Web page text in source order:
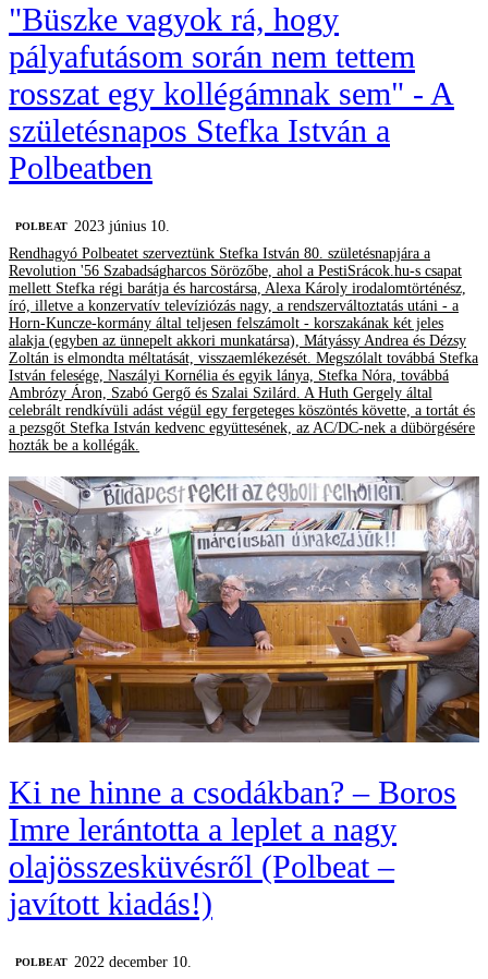
"Büszke vagyok rá, hogy
pályafutásom során nem tettem
rosszat egy kollégámnak sem" - A
születésnapos Stefka István a
Polbeatben
‎POLBEAT 2023 június 10.
Rendhagyó Polbeatet szerveztünk Stefka István 80. születésnapjára a
Revolution '56 Szabadságharcos Sörözőbe, ahol a PestiSrácok.hu-s csapat
mellett Stefka régi barátja és harcostársa, Alexa Károly irodalomtörténész,
író, illetve a konzervatív televíziózás nagy, a rendszerváltoztatás utáni - a
Horn-Kuncze-kormány által teljesen felszámolt - korszakának két jeles
alakja (egyben az ünnepelt akkori munkatársa), Mátyássy Andrea és Dézsy
Zoltán is elmondta méltatását, visszaemlékezését. Megszólalt továbbá Stefka
István felesége, Naszályi Kornélia és egyik lánya, Stefka Nóra, továbbá
Ambrózy Áron, Szabó Gergő és Szalai Szilárd. A Huth Gergely által
celebrált rendkívüli adást végül egy fergeteges köszöntés követte, a tortát és
a pezsgőt Stefka István kedvenc együttesének, az AC/DC-nek a dübörgésére
hozták be a kollégák.
Ki ne hinne a csodákban? – Boros
Imre lerántotta a leplet a nagy
olajösszesküvésről (Polbeat –
javított kiadás!)
‎POLBEAT
2022 december 10.